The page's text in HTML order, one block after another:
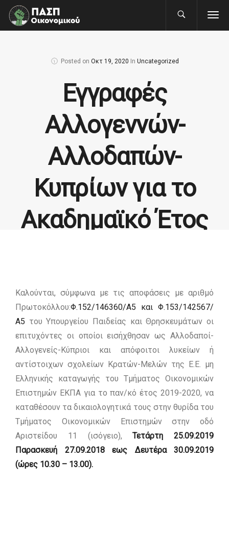
Posted on Οκτ 19, 2020 In Uncategorized
Εγγραφές
Αλλογεννών-
Αλλοδαπών-
Κυπρίων για το
Ακαδημαϊκό Έτος
by admin
Καλούνται, σύμφωνα με τις αποφάσεις με αριθμό
Πρωτοκόλλου:Φ.152/146360/Α5 και Φ.153/142567/
Α5 του Υπουργείου Παιδείας και Θρησκευμάτων οι
επιτυχόντες οι οποίοι εισήχθησαν ως Αλλοδαποί-
Αλλογενείς-Κύπριοι και απόφοιτοι λυκείων ή
αντίστοιχων σχολείων Κρατών-Μελών της Ε.Ε. μη
Ελληνικής καταγωγής του Τμήματος Οικονομικών
Επιστημών ΕΚΠΑ για το παν/κό έτος 2019-2020, να
καταθέσουν τα δικαιολογητικά τους στην θυρίδα του
Τμήματος Οικονομικών Επιστημών στην οδό
Αριστείδου 11 (ισόγειο),Τετάρτη 25.09.2019
Παρασκευή 27.09.2018 εως Δευτέρα 30.09.2019
(ώρες 10.30 – 13.00).